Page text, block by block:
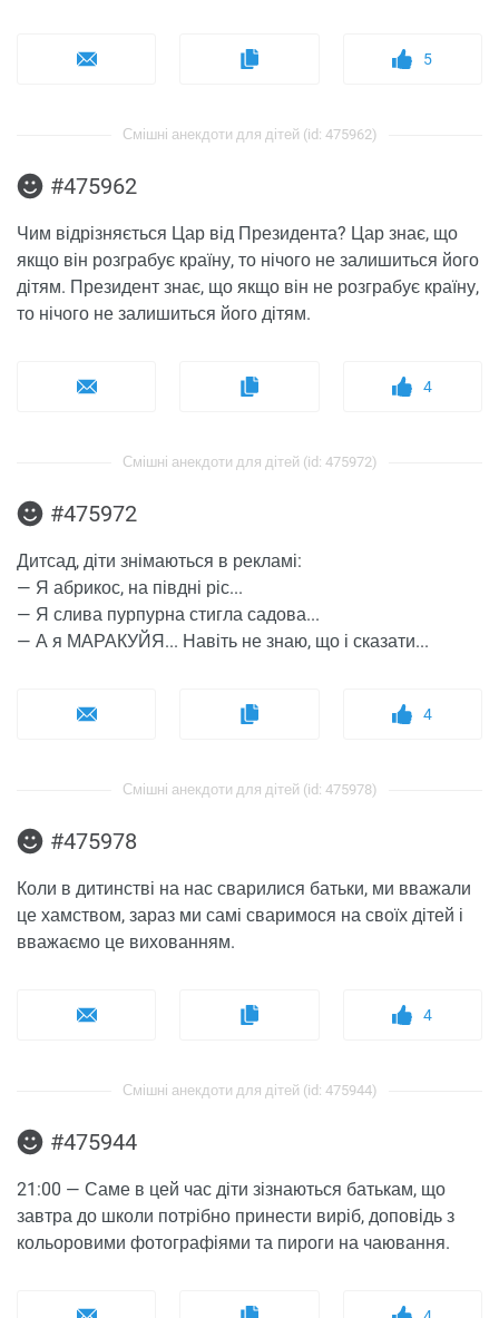
5
Смішні анекдоти для дітей (id: 475962)
#475962
Чим відрізняється Цар від Президента? Цар знає, що
якщо він розграбує країну, то нічого не залишиться його
дітям. Президент знає, що якщо він не розграбує країну,
то нічого не залишиться його дітям.
4
Смішні анекдоти для дітей (id: 475972)
#475972
Дитсад, діти знімаються в рекламі:
— Я абрикос, на півдні ріс...
— Я слива пурпурна стигла садова...
— А я МАРАКУЙЯ... Навіть не знаю, що і сказати...
4
Смішні анекдоти для дітей (id: 475978)
#475978
Коли в дитинстві на нас сварилися батьки, ми вважали
це хамством, зараз ми самі сваримося на своїх дітей і
вважаємо це вихованням.
4
Смішні анекдоти для дітей (id: 475944)
#475944
21:00 — Саме в цей час діти зізнаються батькам, що
завтра до школи потрібно принести виріб, доповідь з
кольоровими фотографіями та пироги на чаювання.